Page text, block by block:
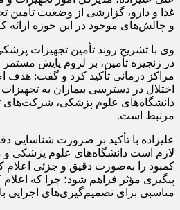
غذا و دارو، گزارشی از وضعیت تأمین
و چالش‌های موجود در این حوزه ارائه
وی با تشریح روند تأمین تجهیزات
در زنجیره تأمین، بر لزوم پایش مستمر
مراکز درمانی تأکید کرد و گفت: هدف
اختلال در دسترسی بیماران به
دانشگاه‌های علوم پزشکی، شرکت‌های
مرتبط است.
علیزاده با تأکید بر ضرورت شناسایی
لازم است دانشگاه‌های علوم پزشکی و
کمبود را به‌صورت دقیق و جزئی اعلام
پیگیری مؤثر فراهم شود؛ چرا که اعلام
مناسبی برای تصمیم‌گیری‌های اجرایی